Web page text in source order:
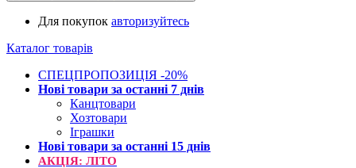
Для покупок авторизуйтесь
Каталог товарів
СПЕЦПРОПОЗИЦІЯ -20%
Нові товари за останнi 7 днiв
Канцтовари
Хозтовари
Іграшки
Нові товари за останнi 15 днiв
АКЦІЯ: ЛІТО